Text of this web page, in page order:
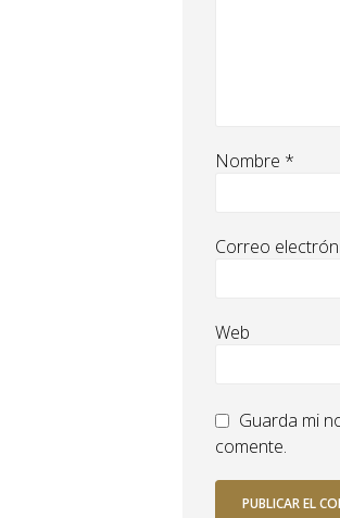
Nombre *
Correo
Web
Guarda mi
comente.